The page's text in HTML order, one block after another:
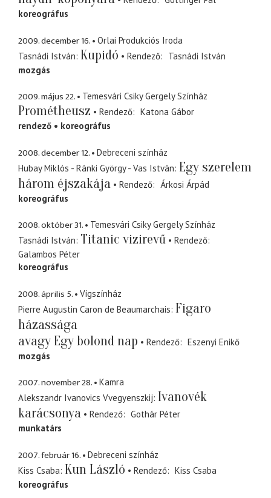
koreográfus
2009. december 16.
Orlai Produkciós Iroda
Tasnádi István Kupidó Rendező
Tasnádi István
mozgás
2009. május 22. Temesvári Csiky Gergely Színház
Prométheusz Rendező
Katona Gábor
rendező
koreográfus
2008. december 12.
Debreceni színház
Hubay Miklós - Ránki György - Vas István Egy szerelem
három éjszakája
Rendező
Árkosi Árpád
koreográfus
2008. október 31.
Temesvári Csiky Gergely Színház
Tasnádi István Titanic vizirevű
Rendező
Galambos Péter
koreográfus
2008. április 5.
Vígszínház
Pierre Augustin Caron de Beaumarchais Figaro
házassága
avagy Egy bolond nap
Rendező
Eszenyi Enikő
mozgás
2007. november 28.
Kamra
Alekszandr Ivanovics Vvegyenszkij Ivanovék
karácsonya
Rendező
Gothár Péter
munkatárs
2007. február 16.
Debreceni színház
Kiss Csaba Kun László Rendező
Kiss Csaba
koreográfus